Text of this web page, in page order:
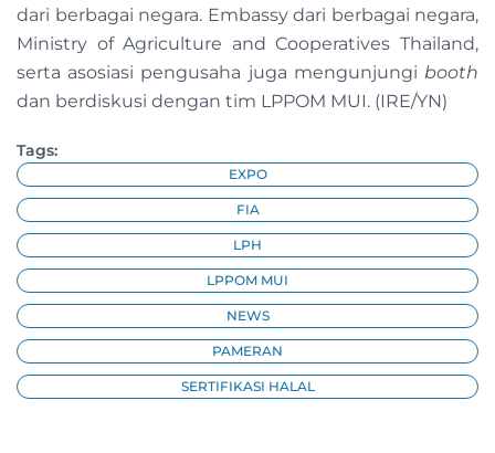
dari berbagai negara. Embassy dari berbagai negara,
Ministry of Agriculture and Cooperatives Thailand,
serta asosiasi pengusaha juga mengunjungi booth
dan berdiskusi dengan tim LPPOM MUI. (IRE/YN)
Tags:
EXPO
FIA
LPH
LPPOM MUI
NEWS
PAMERAN
SERTIFIKASI HALAL